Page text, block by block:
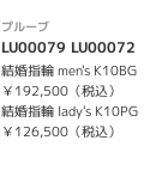
プルーブ
LU00079 LU00072
結婚指輪 men's K10BG
￥192,500（税込）
結婚指輪 lady's K10PG
￥126,500（税込）